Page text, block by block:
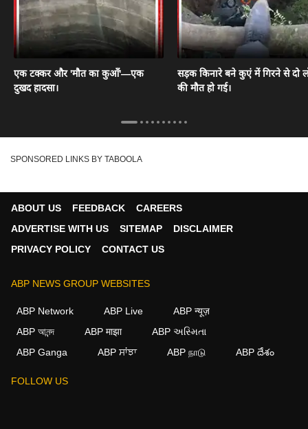
एक टक्कर और 'मौत का कुआँ'—एक
दुखद हादसा।
सड़क किनारे बने कुएं में गिरने से दो
की मौत हो गई।
SPONSORED LINKS BY TABOOLA
ABOUT US FEEDBACK
CAREERS
ADVERTISE WITH US
SITEMAP
DISCLAIMER
PRIVACY POLICY
CONTACT US
ABP NEWS GROUP WEBSITES
ABP Network ABP Live
ABP न्यूज़
ABP আনন্দ
ABP माझा
ABP અસ્મિતા
ABP Ganga
ABP ਸਾਂਝਾ ABP நாடு ABP దేశం
FOLLOW US